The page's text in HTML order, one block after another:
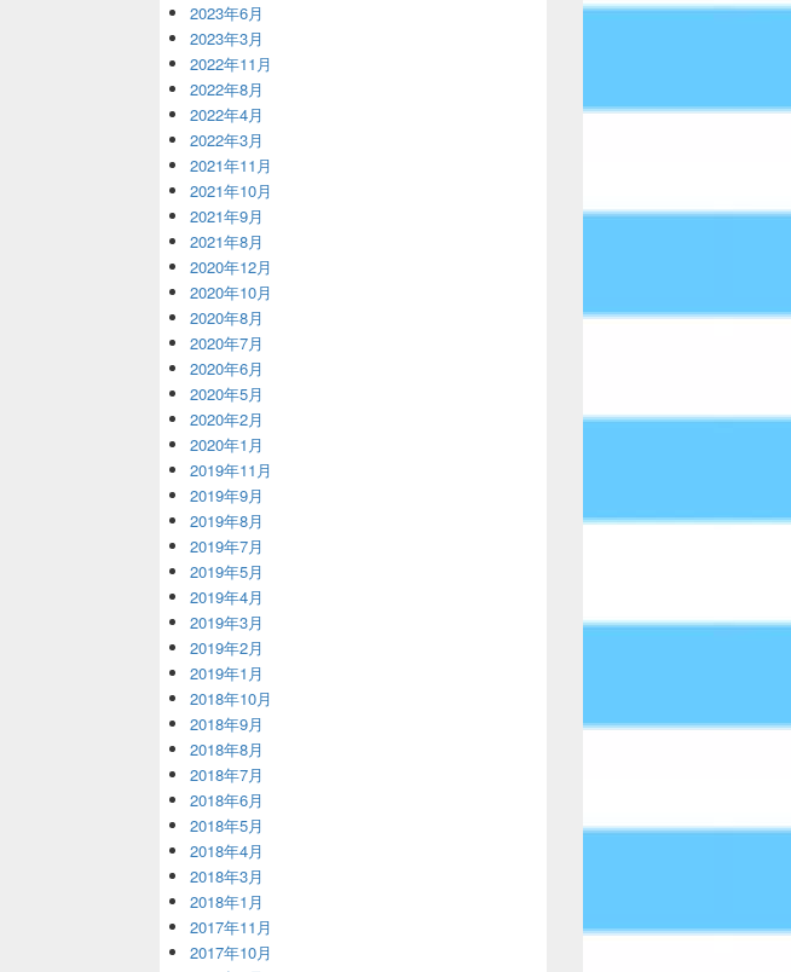
2023年6月
2023年3月
2022年11月
2022年8月
2022年4月
2022年3月
2021年11月
2021年10月
2021年9月
2021年8月
2020年12月
2020年10月
2020年8月
2020年7月
2020年6月
2020年5月
2020年2月
2020年1月
2019年11月
2019年9月
2019年8月
2019年7月
2019年5月
2019年4月
2019年3月
2019年2月
2019年1月
2018年10月
2018年9月
2018年8月
2018年7月
2018年6月
2018年5月
2018年4月
2018年3月
2018年1月
2017年11月
2017年10月